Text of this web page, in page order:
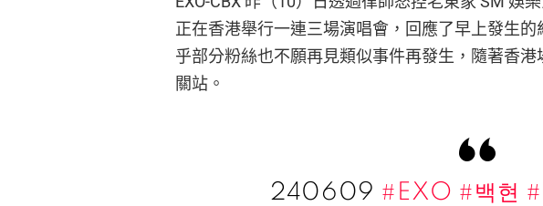
正在香港舉行一連三場演唱會，回應了早上發生
乎部分粉絲也不願再見類似事件再發生，隨著香
關站。
240609 #EXO #백현